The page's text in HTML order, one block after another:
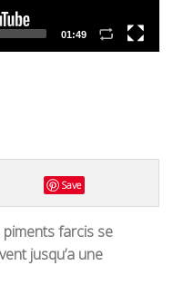
01:49
Save
farcis se
jusqu’a une